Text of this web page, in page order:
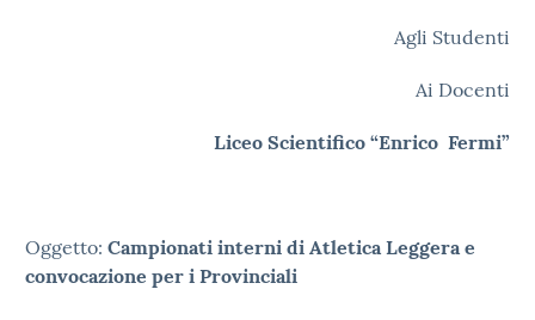
Agli Studenti
Ai Docenti
Liceo Scientifico “Enrico Fermi”
Oggetto: Campionati interni di Atletica Leggera e
convocazione per i Provinciali